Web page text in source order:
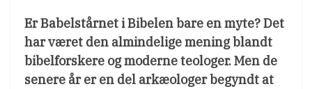
Er Babelstårnet i Bibelen bare en myte? Det
har været den almindelige mening blandt
bibelforskere og moderne teologer. Men de
senere år er en del arkæologer begyndt at